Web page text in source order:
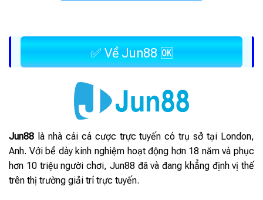
✅ Về Jun88 🆗
Jun88 là nhà cái cá cược trực tuyến có trụ sở tại London,
Anh. Với bề dày kinh nghiệm hoạt động hơn 18 năm và phục
hơn 10 triệu người chơi, Jun88 đã và đang khẳng định vị thế
trên thị trường giải trí trực tuyến.